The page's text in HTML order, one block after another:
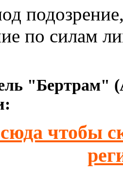
по силам
"Бертрам"
чтобы